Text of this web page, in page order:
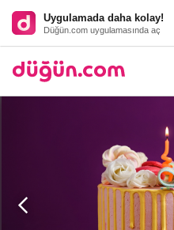
Uygulamada daha kolay!
Düğün.com uygulamasında aç